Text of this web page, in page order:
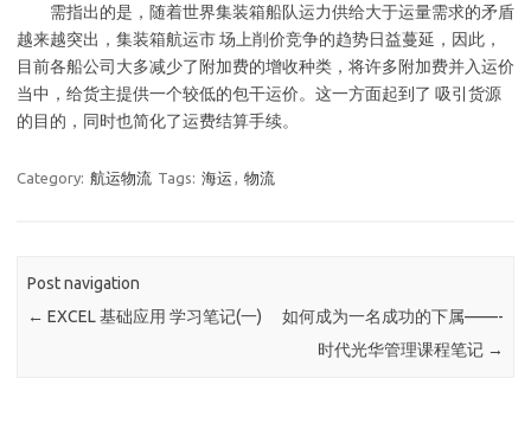
需指出的是，随着世界集装箱船队运力供给大于运量需求的矛盾
越来越突出，集装箱航运市 场上削价竞争的趋势日益蔓延，因此，
目前各船公司大多减少了附加费的增收种类，将许多附加费并入运价
当中，给货主提供一个较低的包干运价。这一方面起到了 吸引货源
的目的，同时也简化了运费结算手续。
Category: 航运物流 Tags: 海运, 物流
Post navigation
← EXCEL 基础应用 学习笔记(一)
如何成为一名成功的下属——-
时代光华管理课程笔记 →